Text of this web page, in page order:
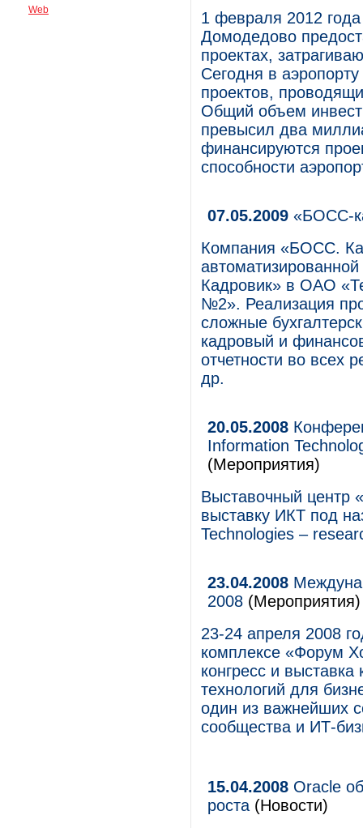
Web
1 февраля 2012
Домодедово
проектах,
Сегодня в
проектов,
Общий объем
превысил два
финансируются
способности
07.05.2009 «БОСС-
Компания «БОСС.
Кадровик» в ОАО
№2». Реализация
сложные
кадровый и
отчетности во всех
др.
20.05.2008
Information
(Мероприятия)
Выставочный центр
выставку ИКТ под
Technologies –
23.04.2008
2008 (Мероприятия)
23-24 апреля 2008
комплексе «Форум
конгресс и
технологий для
один из важнейших
сообщества и ИТ-
15.04.2008 Oracle
роста (Новости)